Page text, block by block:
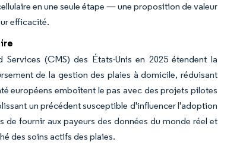
en une seule étape — une proposition de valeur
efficacité.
(CMS) des États-Unis en 2025 étendent la
de la gestion des plaies à domicile, réduisant
européens emboîtent le pas avec des projets pilotes
un précédent susceptible d'influencer l'adoption
fournir aux payeurs des données du monde réel et
des soins actifs des plaies.